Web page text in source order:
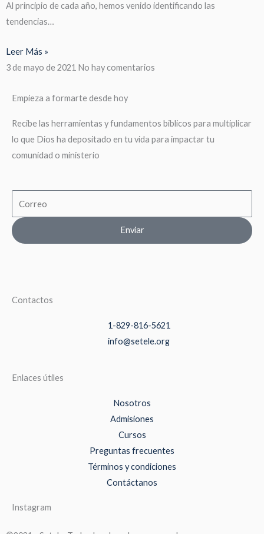
Al principio de cada año, hemos venido identificando las
tendencias…
Leer Más »
3 de mayo de 2021 No hay comentarios
Empieza a formarte desde hoy
Recibe las herramientas y fundamentos biblicos para multiplicar
lo que Dios ha depositado en tu vida para impactar tu
comunidad o ministerio
Enviar
Contactos
1-829-816-5621
info@setele.org
Enlaces útiles
Nosotros
Admisiones
Cursos
Preguntas frecuentes
Términos y condiciones
Contáctanos
Instagram